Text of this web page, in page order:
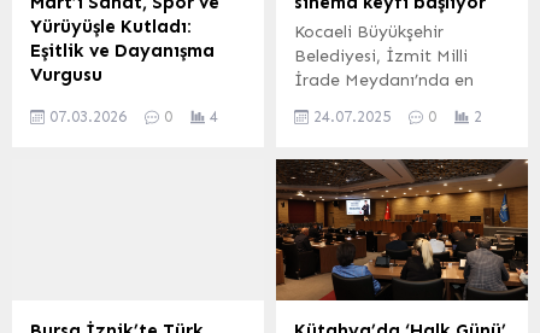
ailesinin bir araya
gelmesinin ve birlikte bu
özel zamanı paylaşmanın
çok önemli olduğunu
söyledi....
Yürüyüşle Kutladı:
Eşitlik ve Dayanışma
Vurgusu
Dünya Kadınlar Günü'nü
etkinlikler, Çiğli'de güçlü
07.03.2026 0 4
Kocaeli Büyükşehir
Belediyesi, İzmit Milli
İrade Meydanı’nda en
gösterimini
(İGFA) – Koceli Büyükşehir
Belediyesi, “Açık Havada
Sinema Keyfi” ile yaz
akşamlarına renk katacak.
İzmit Milli İrade
Meydanı’nda
gerçekleştirilecek yerli
24.07.2025 0 2